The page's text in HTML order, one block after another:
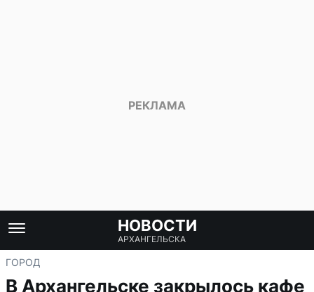
НОВОСТИ
АРХАНГЕЛЬСКА
ГОРОД
В Архангельске закрылось кафе